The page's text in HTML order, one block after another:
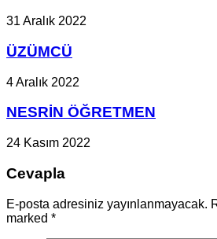
31 Aralık 2022
ÜZÜMCÜ
4 Aralık 2022
NESRİN ÖĞRETMEN
24 Kasım 2022
Cevapla
E-posta adresiniz yayınlanmayacak.
marked *